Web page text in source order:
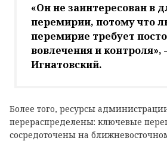
«Он не заинтересован в
перемирии, потому что
перемирие требует
вовлечения и
Игнатовский.
Более того, ресурсы
перераспределены: ключевые
сосредоточены на